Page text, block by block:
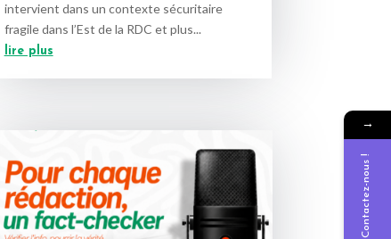
intervient dans un contexte sécuritaire
fragile dans l’Est de la RDC et plus...
lire plus
→
Contactez-nous !